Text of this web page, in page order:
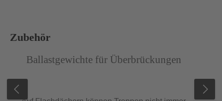
Produktgalerie überspringen
Zubehör
Ballastgewichte für Überbrückungen